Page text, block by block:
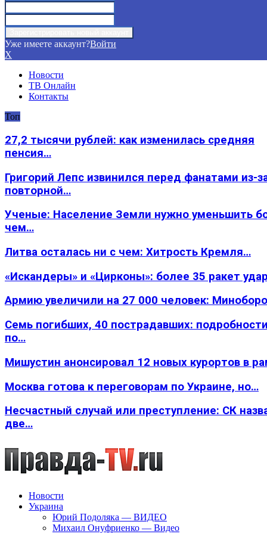
Уже имеете аккаунт?Войти
X
Новости
ТВ Онлайн
Контакты
Топ
27,2 тысячи рублей: как изменилась средняя
пенсия…
Григорий Лепс извинился перед фанатами из-
повторной…
Ученые: Население Земли нужно уменьшить
чем…
Литва осталась ни с чем: Хитрость Кремля…
«Искандеры» и «Цирконы»: более 35 ракет
Армию увеличили на 27 000 человек:
Семь погибших, 40 пострадавших:
по…
Мишустин анонсировал 12 новых курортов в
Москва готова к переговорам по Украине, но…
Несчастный случай или преступление: СК
две…
Новости
Украина
Юрий Подоляка — ВИДЕО
Михаил Онуфриенко — Видео